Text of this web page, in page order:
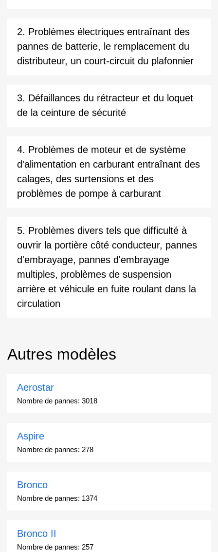
2. Problèmes électriques entraînant des
pannes de batterie, le remplacement du
distributeur, un court-circuit du plafonnier
3. Défaillances du rétracteur et du loquet
de la ceinture de sécurité
4. Problèmes de moteur et de système
d'alimentation en carburant entraînant des
calages, des surtensions et des
problèmes de pompe à carburant
5. Problèmes divers tels que difficulté à
ouvrir la portière côté conducteur, pannes
d'embrayage, pannes d'embrayage
multiples, problèmes de suspension
arrière et véhicule en fuite roulant dans la
circulation
Autres modèles
Aerostar
Nombre de pannes: 3018
Aspire
Nombre de pannes: 278
Bronco
Nombre de pannes: 1374
Bronco II
Nombre de pannes: 257